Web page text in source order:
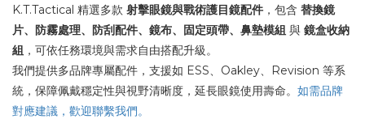
K.T.Tactical 精選多款 射擊眼鏡與戰術護目鏡配件 ，包含 替換鏡
片、防霧處理、防刮配件、鏡布、固定頭帶、鼻墊模組 與 鏡盒收納
組 ，可依任務環境與需求自由搭配升級。
我們提供多品牌專屬配件，支援如 ESS、Oakley、Revision 等系
統，保障佩戴穩定性與視野清晰度，延長眼鏡使用壽命。 如需品牌
對應建議，歡迎聯繫我們。